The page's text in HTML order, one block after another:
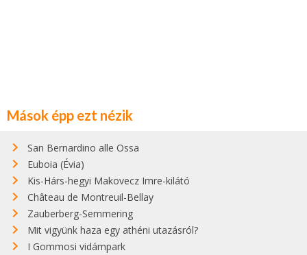
Mások épp ezt nézik
San Bernardino alle Ossa
Euboia (Évia)
Kis-Hárs-hegyi Makovecz Imre-kilátó
Château de Montreuil-Bellay
Zauberberg-Semmering
Mit vigyünk haza egy athéni utazásról?
I Gommosi vidámpark